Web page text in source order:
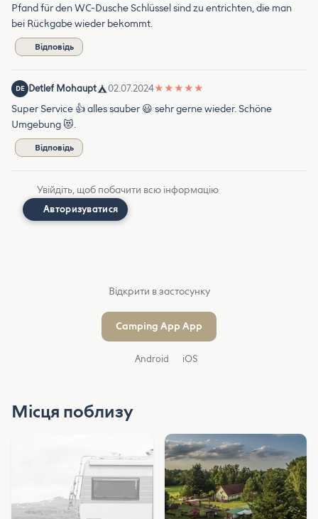
Pfand für den WC-Dusche Schlüssel sind zu entrichten, die man
bei Rückgabe wieder bekommt.
Відповідь
DE Detlef Mohaupt 02.07.2024★ ★ ★ ★ ★
Super Service 👍 alles sauber 😃 sehr gerne wieder. Schöne
Umgebung 😻.
Відповідь
Увійдіть, щоб побачити всю інформацію
Авторизуватися
Відкрити в застосунку
Camping App App
Android iOS
Місця поблизу